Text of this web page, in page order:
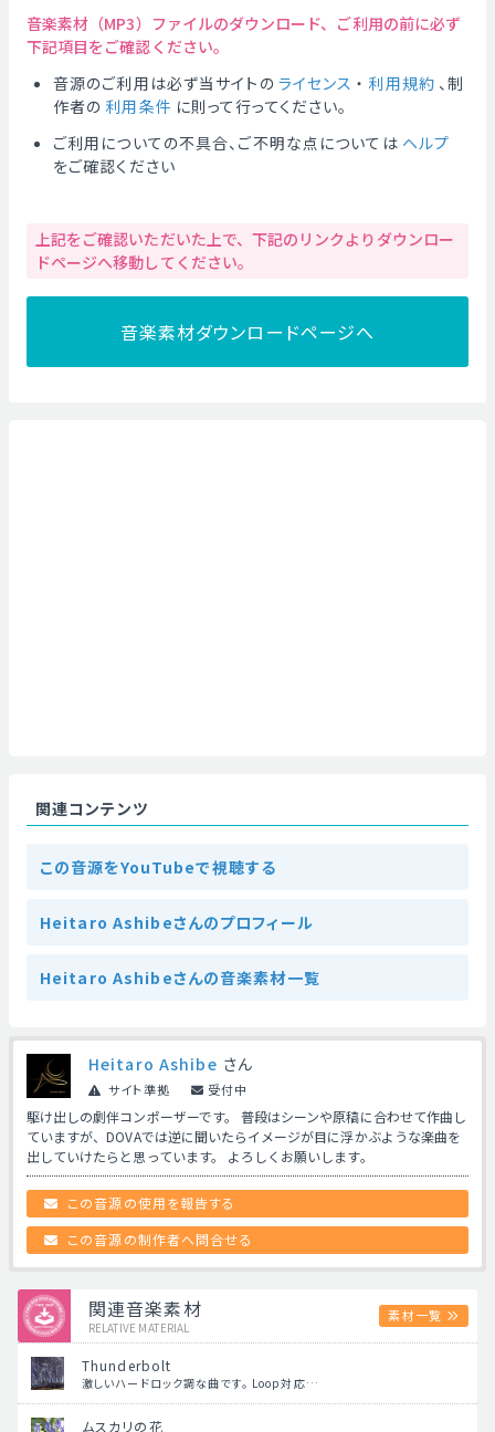
音楽素材（MP3）ファイルのダウンロード、ご利用の前に必ず
下記項目をご確認ください。
音源のご利用は必ず当サイトの ライセンス ・ 利用規約 、制
作者の 利用条件 に則って行ってください。
ご利用についての不具合、ご不明な点については ヘルプ
をご確認ください
上記をご確認いただいた上で、下記のリンクよりダウンロー
ドページへ移動してください。
音楽素材ダウンロードページへ
関連コンテンツ
この音源をYouTubeで視聴する
Heitaro Ashibeさんのプロフィール
Heitaro Ashibeさんの音楽素材一覧
Heitaro Ashibe さん
サイト準拠 受付中
駆け出しの劇伴コンポーザーです。 普段はシーンや原稿に合わせて作曲し
ていますが、DOVAでは逆に聞いたらイメージが目に浮かぶような楽曲を
出していけたらと思っています。 よろしくお願いします。
この音源の使用を報告する
この音源の制作者へ問合せる
関連音楽素材
RELATIVE MATERIAL
素材一覧
Thunderbolt
激しいハードロック調な曲です。 Loop対応…
ムスカリの花